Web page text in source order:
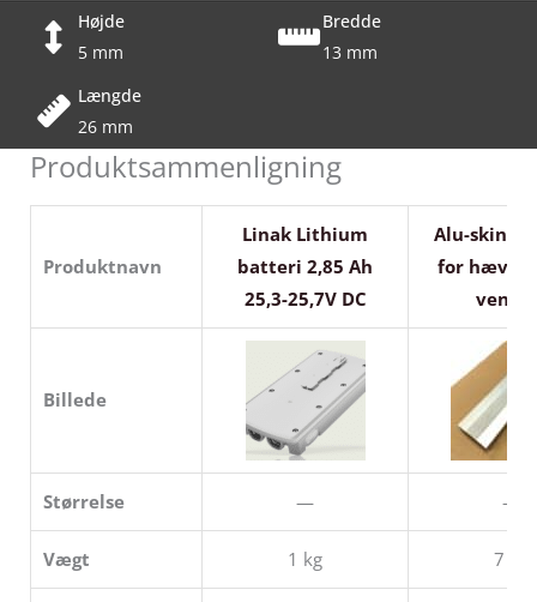
Højde
5 mm
Bredde
13 mm
Længde
26 mm
Produktsammenligning
Produktnavn
Linak Lithium
batteri 2,85 Ah
25,3-25,7V DC
Alu-skinne
for hæve/
Billede
Størrelse — —
Vægt 1 kg 7 kg